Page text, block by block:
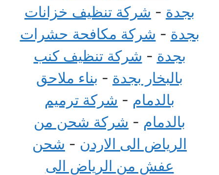
بجدة - شركة تنظيف خزانات
بجدة - شركة مكافحة حشرات
بجدة - شركة تنظيف كنب
بالبخار بجدة - بناء ملاحق
بالدمام - شركة ترميم
بالدمام - شركة شحن من
الرياض الى الاردن - شحن
عفش من الرياض الى